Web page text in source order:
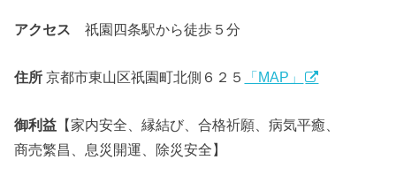
アクセス祇園四条駅から徒歩５分
住所 京都市東山区祇園町北側６２５ 「MAP」
御利益 【家内安全、縁結び、合格祈願、病気平癒、
商売繁昌、息災開運、除災安全】